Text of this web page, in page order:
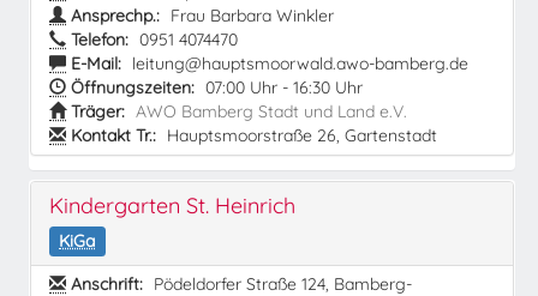
Ansprechp.: Frau Barbara Winkler
Telefon: 0951 4074470
E-Mail: leitung@hauptsmoorwald.awo-bamberg.de
Öffnungszeiten: 07:00 Uhr - 16:30 Uhr
Träger: AWO Bamberg Stadt und Land e.V.
Kontakt Tr.: Hauptsmoorstraße 26, Gartenstadt
Kindergarten St. Heinrich
KiGa
Anschrift: Pödeldorfer Straße 124, Bamberg-